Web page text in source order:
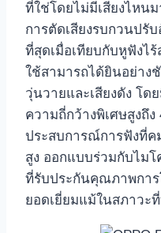
ที่ใช่โดยไม่มีเสียงไหน
การตัดเสียงรบกวนปรั
ที่สุดเมื่อเทียบกับหูฟังไ
ใช้สามารถได้ยินอย่าง
วุ่นวายและเสียงดัง โด
ความถี่กว้างพิเศษสูงถึง
ประสบการณ์การฟังที่ค
สูง ออกแบบร่วมกับไม
ที่รับประกันคุณภาพกา
ยอดเยี่ยมแม้ในสภาวะ